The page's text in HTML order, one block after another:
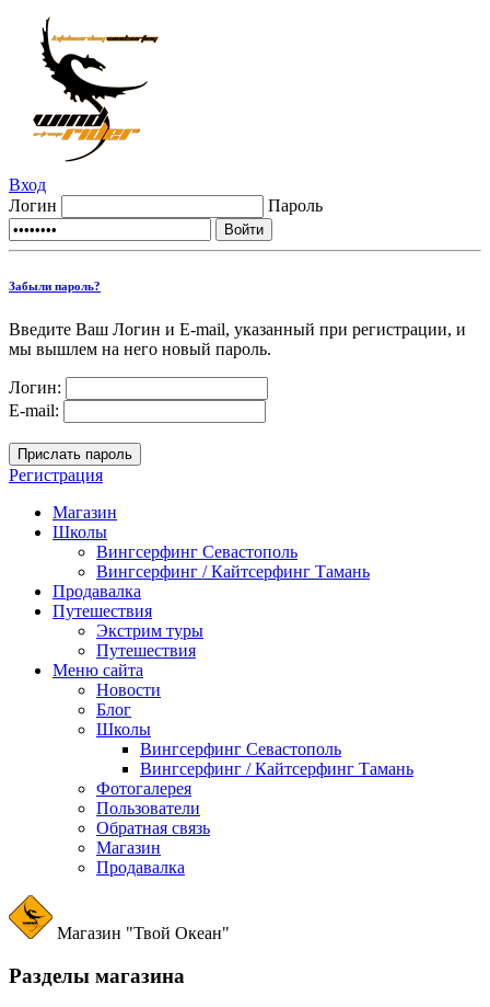
Вход
Логин
Пароль
Забыли пароль?
Введите Ваш Логин и E-mail, указанный при регистрации, и
мы вышлем на него новый пароль.
Логин:
E-mail:
Регистрация
Магазин
Школы
Вингсерфинг Севастополь
Вингсерфинг / Кайтсерфинг Тамань
Продавалка
Путешествия
Экстрим туры
Путешествия
Меню сайта
Новости
Блог
Школы
Вингсерфинг Севастополь
Вингсерфинг / Кайтсерфинг Тамань
Фотогалерея
Пользователи
Обратная связь
Магазин
Продавалка
Магазин "Твой Океан"
Разделы магазина